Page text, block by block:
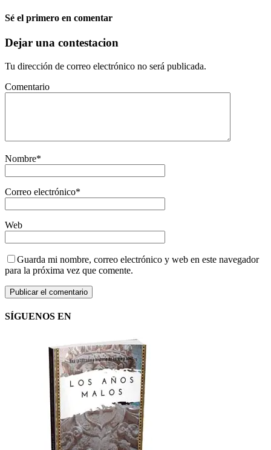
Sé el primero en comentar
Dejar una contestacion
Tu dirección de correo electrónico no será publicada.
Comentario
Nombre*
Correo electrónico*
Web
Guarda mi nombre, correo electrónico y web en este navegador
para la próxima vez que comente.
SÍGUENOS EN